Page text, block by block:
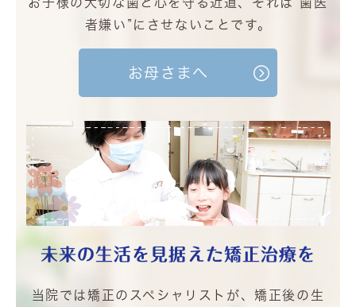
お子様の大切な歯と心を守る近道、それは“歯医
者嫌い”にさせないことです。
お母さまへ
未来の生活を 見据えた矯正治療を
当院では矯正のスペシャリストが、矯正後の生